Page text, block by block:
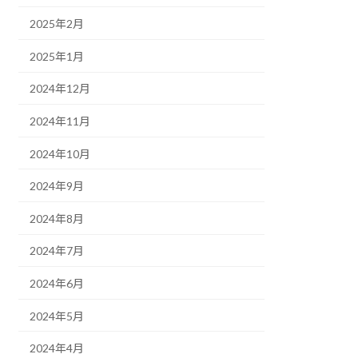
2025年2月
2025年1月
2024年12月
2024年11月
2024年10月
2024年9月
2024年8月
2024年7月
2024年6月
2024年5月
2024年4月